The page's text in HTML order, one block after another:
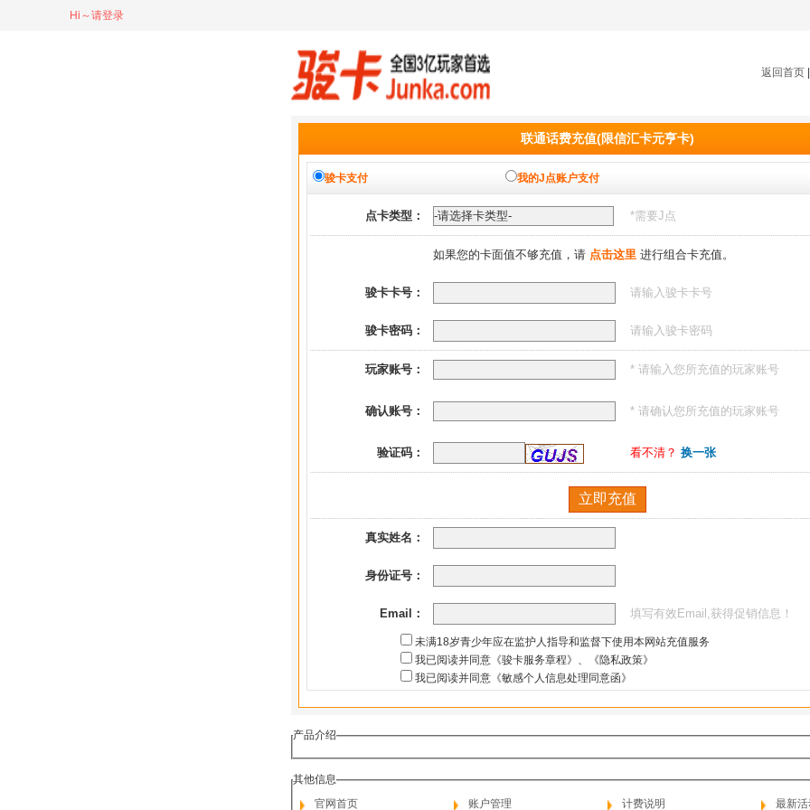
Hi～请登录
返回首页
联通话费充值(限信汇卡元亨卡)
骏卡支付 我的J点账户支付
点卡类型： *需要J点
如果您的卡面值不够充值，请 点击这里 进行组合卡充值。
骏卡卡号： 请输入骏卡卡号
骏卡密码： 请输入骏卡密码
玩家账号： * 请输入您所充值的玩家账号
确认账号： * 请确认您所充值的玩家账号
验证码： 看不清？ 换一张
真实姓名：
身份证号：
Email： 填写有效Email,获得促销信息！
未满18岁青少年应在监护人指导和监督下使用本网站充值服务
我已阅读并同意《骏卡服务章程》 、
《隐私政策》
我已阅读并同意《敏感个人信息处理同意函》
产品介绍
其他信息
官网首页
账户管理 计费说明 最新